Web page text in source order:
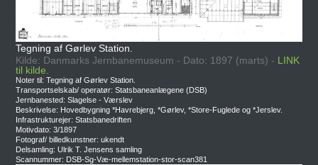
Tegning af Gørlev Station.
Kilde: Danmarks Jernbanemuseum - Dato: 1897 (marts) - LINK
til kilde.
Noter til: Tegning af Gørlev Station.
Transportselskab/ operatør: Statsbaneanlægene (DSB)
Jernbanested: Slagelse - Værslev
Beskrivelse: Hovedbygning *Havrebjerg, *Gørlev, *Store-Fuglede og *Jerslev.
Infrastrukturejer: Statsbanedriften
Motivdato: 3/1897
Fotograf/ billedkunstner: ukendt
Delsamling: Ulrik T. Jensens samling
Scannummer: DSB-Sg-Væ-mellemstation-stor-scan381